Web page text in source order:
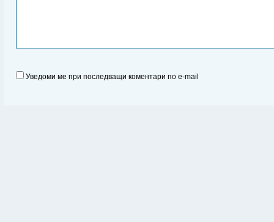
Уведоми ме при последващи коментари по e-mail